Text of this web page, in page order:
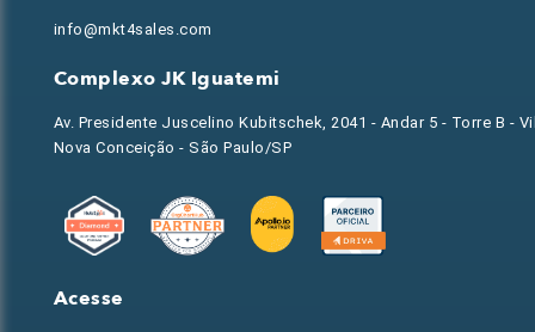
info@mkt4sales.com
Complexo JK Iguatemi
Av. Presidente Juscelino Kubitschek, 2041 - Andar 5 - Torre B -
Nova Conceição - São Paulo/SP
Acesse